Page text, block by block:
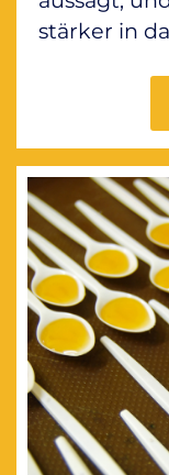
stärker in